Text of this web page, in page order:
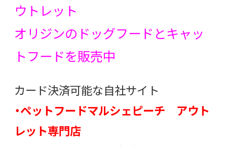
ウトレット
オリジンのドッグフードとキャッ
トフードを販売中
カード決済可能な自社サイト
・ペットフードマルシェピーチ アウト
レット専門店